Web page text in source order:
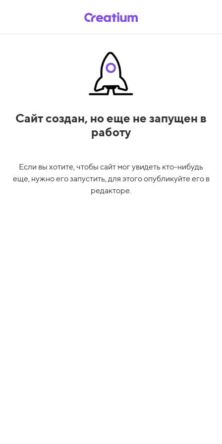
Сайт создан, но еще не запущен в
работу
Если вы хотите, чтобы сайт мог увидеть кто-нибудь
еще, нужно его запустить, для этого опубликуйте его в
редакторе.